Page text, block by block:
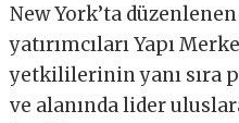
New York’ta
yatırımcıları Yapı
yetkililerinin yanı sıra
ve alanında lider